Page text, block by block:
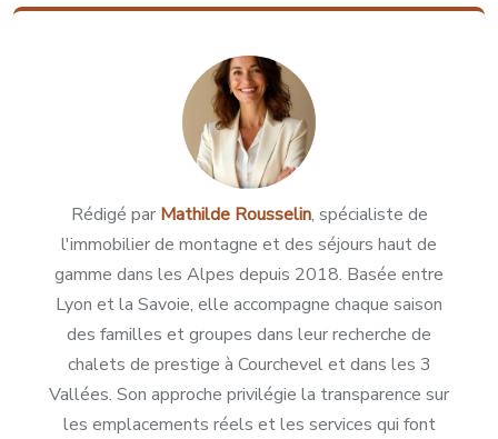
Rédigé par Mathilde Rousselin, spécialiste de
l'immobilier de montagne et des séjours haut de
gamme dans les Alpes depuis 2018. Basée entre
Lyon et la Savoie, elle accompagne chaque saison
des familles et groupes dans leur recherche de
chalets de prestige à Courchevel et dans les 3
Vallées. Son approche privilégie la transparence sur
les emplacements réels et les services qui font